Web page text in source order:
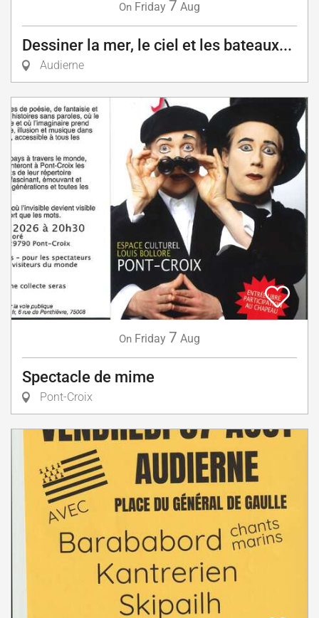
On Friday 7 Aug
Dessiner la mer, le ciel et les bateaux...
Audierne
On Friday 7 Aug
Spectacle de mime
Pont-Croix